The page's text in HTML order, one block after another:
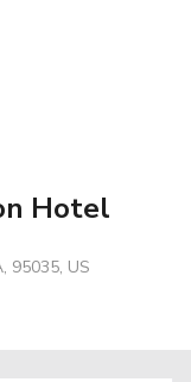
Hotel
95035, US